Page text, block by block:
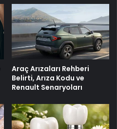
Araç Arızaları Rehberi
Belirti, Arıza Kodu ve
Renault Senaryoları